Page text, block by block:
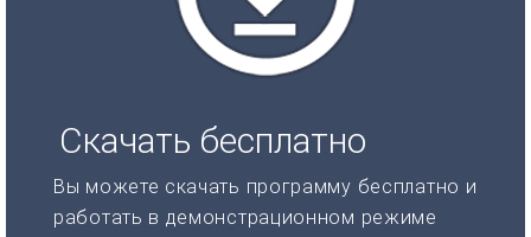
Скачать бесплатно
Вы можете скачать программу бесплатно и
работать в демонстрационном режиме